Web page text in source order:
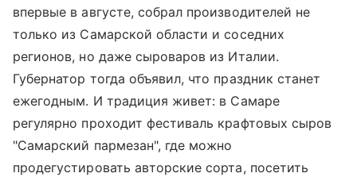
впервые в августе, собрал производителей не
только из Самарской области и соседних
регионов, но даже сыроваров из Италии.
Губернатор тогда объявил, что праздник станет
ежегодным. И традиция живет: в Самаре
регулярно проходит фестиваль крафтовых сыров
"Самарский пармезан", где можно
продегустировать авторские сорта, посетить